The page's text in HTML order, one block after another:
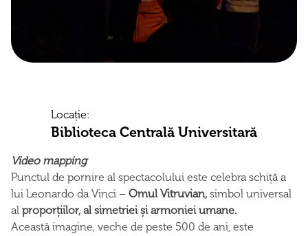
Locație:
Biblioteca Centrală Universitară
Video mapping
Punctul de pornire al spectacolului este celebra schiță a
lui Leonardo da Vinci – Omul Vitruvian, simbol universal
al proporțiilor, al simetriei și armoniei umane.
Această imagine, veche de peste 500 de ani, este